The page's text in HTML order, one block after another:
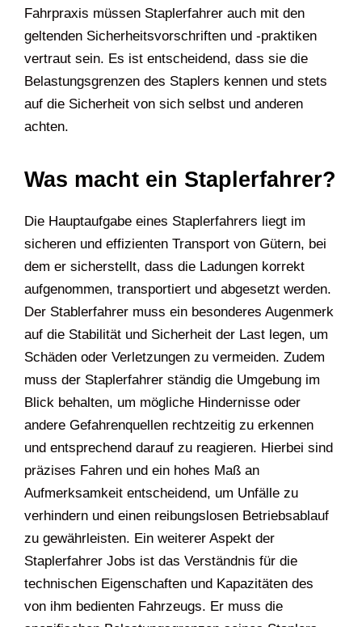
Fahrpraxis müssen Staplerfahrer auch mit den
geltenden Sicherheitsvorschriften und -praktiken
vertraut sein. Es ist entscheidend, dass sie die
Belastungsgrenzen des Staplers kennen und stets
auf die Sicherheit von sich selbst und anderen
achten.
Was macht ein Staplerfahrer?
Die Hauptaufgabe eines Staplerfahrers liegt im
sicheren und effizienten Transport von Gütern, bei
dem er sicherstellt, dass die Ladungen korrekt
aufgenommen, transportiert und abgesetzt werden.
Der Stablerfahrer muss ein besonderes Augenmerk
auf die Stabilität und Sicherheit der Last legen, um
Schäden oder Verletzungen zu vermeiden. Zudem
muss der Staplerfahrer ständig die Umgebung im
Blick behalten, um mögliche Hindernisse oder
andere Gefahrenquellen rechtzeitig zu erkennen
und entsprechend darauf zu reagieren. Hierbei sind
präzises Fahren und ein hohes Maß an
Aufmerksamkeit entscheidend, um Unfälle zu
verhindern und einen reibungslosen Betriebsablauf
zu gewährleisten. Ein weiterer Aspekt der
Staplerfahrer Jobs ist das Verständnis für die
technischen Eigenschaften und Kapazitäten des
von ihm bedienten Fahrzeugs. Er muss die